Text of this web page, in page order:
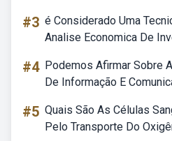
#3 é Considerado Uma
Analise Economica De
#4 Podemos Afirmar Sobre
De Informação E
#5 Quais São As Células
Pelo Transporte Do